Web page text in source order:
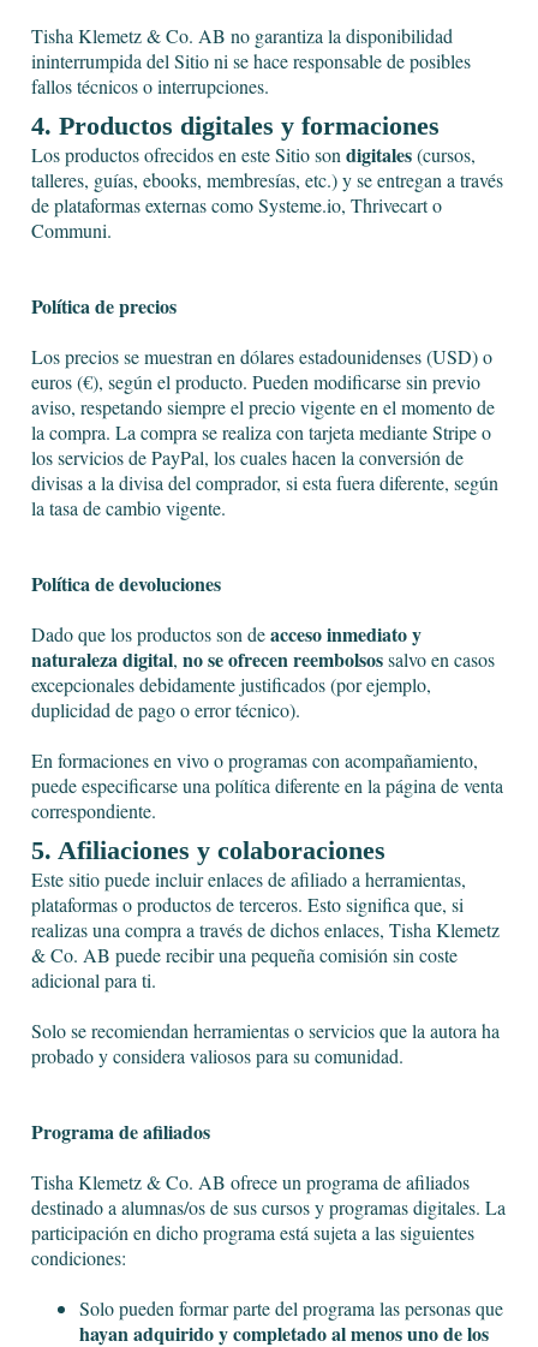
Tisha Klemetz & Co. AB no garantiza la disponibilidad
ininterrumpida del Sitio ni se hace responsable de posibles
fallos técnicos o interrupciones.
4. Productos digitales y formaciones
Los productos ofrecidos en este Sitio son digitales(cursos,
talleres, guías, ebooks, membresías, etc.) y se entregan a través
de plataformas externas comoSysteme.io, Thrivecart o
Communi.
Política de precios
Los precios se muestran en dólares estadounidenses (USD) o
euros (€), según el producto. Pueden modificarse sin previo
aviso, respetando siempre el precio vigente en el momento de
la compra. La compra se realiza con tarjeta mediante Stripe o
los servicios de PayPal, los cuales hacen la conversión de
divisas a la divisa del comprador, si esta fuera diferente, según
la tasa de cambio vigente.
Política de devoluciones
Dado que los productos son deacceso inmediato y
naturaleza digital, no se ofrecen reembolsossalvo en casos
excepcionales debidamente justificados (por ejemplo,
duplicidad de pago o error técnico).
En formaciones en vivo o programas con acompañamiento,
puede especificarse una política diferente en la página de venta
correspondiente.
5. Afiliaciones y colaboraciones
Este sitio puede incluir enlaces de afiliado a herramientas,
plataformas o productos de terceros. Esto significa que, si
realizas una compra a través de dichos enlaces, Tisha Klemetz
& Co. AB puede recibir una pequeña comisión sin coste
adicional para ti.
Solo se recomiendan herramientas o servicios que la autora ha
probado y considera valiosos para su comunidad.
Programa de afiliados
Tisha Klemetz & Co. AB ofrece un programa de afiliados
destinado a alumnas/os de sus cursos y programas digitales. La
participación en dicho programa está sujeta a las siguientes
condiciones:
Solo pueden formar parte del programa las personas que
hayan adquirido y completado al menos uno de los